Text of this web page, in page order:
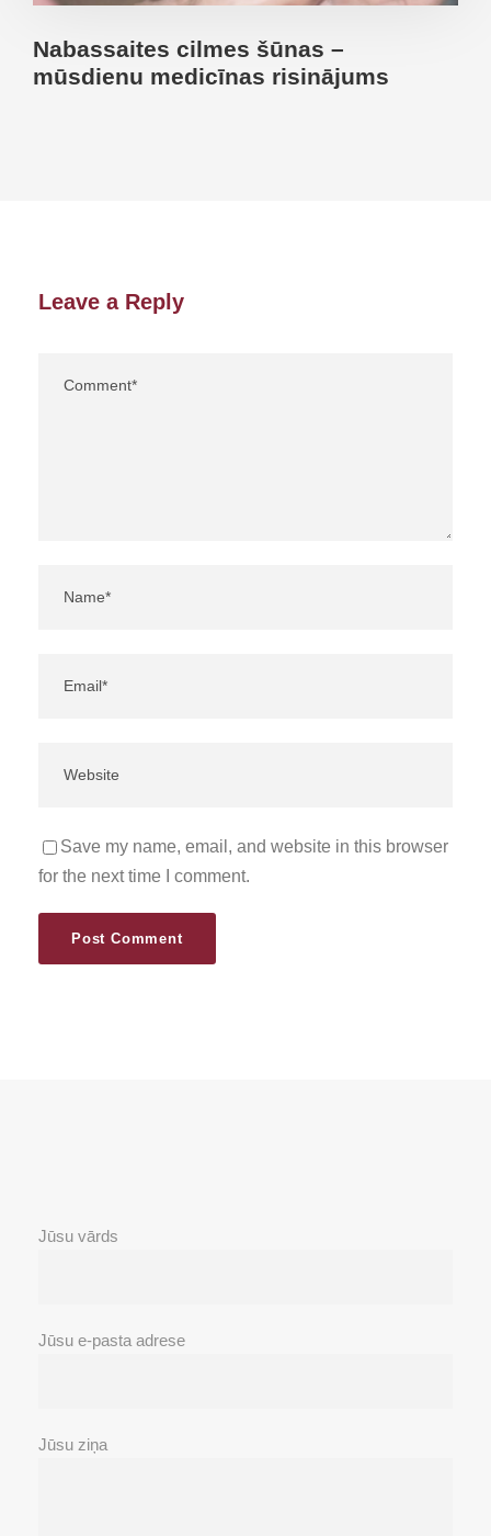
Nabassaites cilmes šūnas –
mūsdienu medicīnas risinājums
Leave a Reply
Save my name, email, and website in this browser
for the next time I comment.
Jūsu vārds
Jūsu e-pasta adrese
Jūsu ziņa